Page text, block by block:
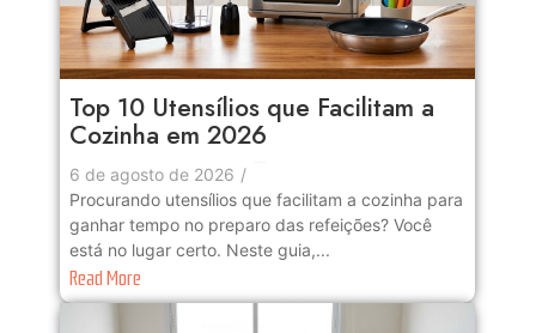
Top 10 Utensílios que Facilitam a
Cozinha em 2026
6 de agosto de 2026 /
Procurando utensílios que facilitam a cozinha para
ganhar tempo no preparo das refeições? Você
está no lugar certo. Neste guia,...
Read More